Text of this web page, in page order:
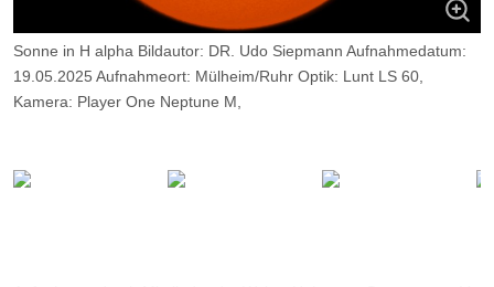
Sonne in H alpha Bildautor: DR. Udo Siepmann Aufnahmedatum:
19.05.2025 Aufnahmeort: Mülheim/Ruhr Optik: Lunt LS 60,
Kamera: Player One Neptune M,